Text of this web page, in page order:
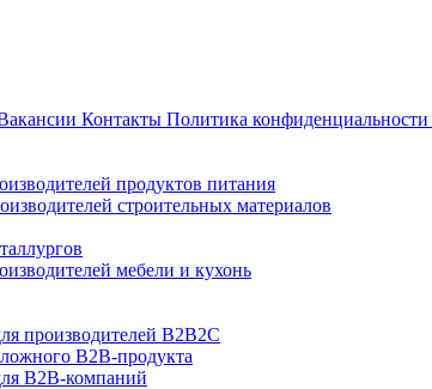
Контакты Политика конфиденциальности
продуктов питания
строительных материалов
мебели и кухонь
производителей B2B2C
B2B-продукта
B2B-компаний